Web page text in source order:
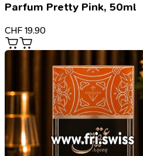
Parfum Pretty Pink, 50ml
CHF 19.90